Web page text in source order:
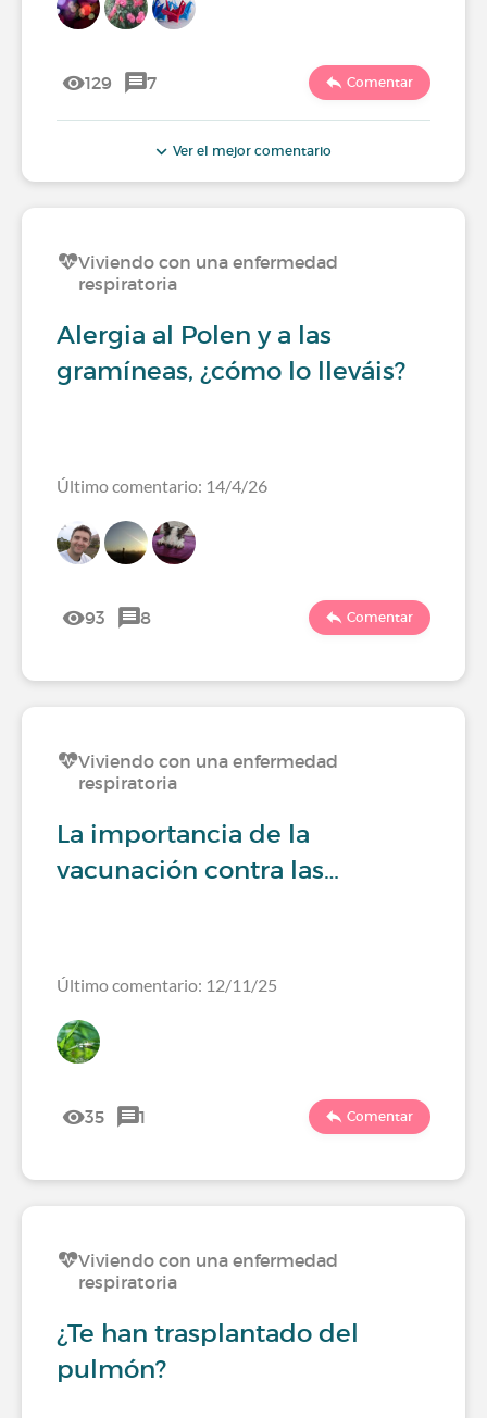
129 7 Comentar
Ver el mejor comentario
Viviendo con una enfermedad
respiratoria
Alergia al Polen y a las
gramíneas, ¿cómo lo lleváis?
Último comentario: 14/4/26
93 8 Comentar
Viviendo con una enfermedad
respiratoria
La importancia de la
vacunación contra las…
Último comentario: 12/11/25
35 1 Comentar
Viviendo con una enfermedad
respiratoria
¿Te han trasplantado del
pulmón?